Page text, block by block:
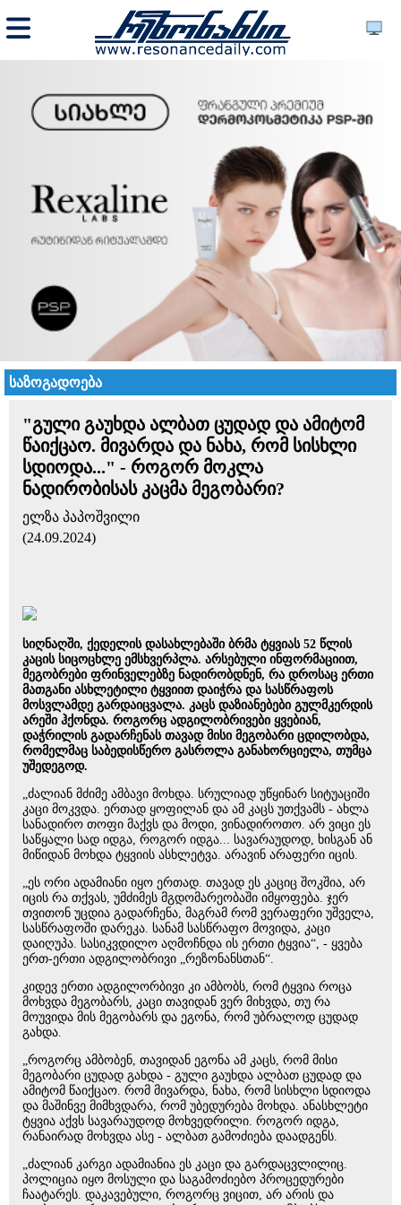
საზოგადოება
"გული გაუხდა ალბათ ცუდად და ამიტომ
წაიქცაო. მივარდა და ნახა, რომ სისხლი
სდიოდა..." - როგორ მოკლა
ნადირობისას კაცმა მეგობარი?
ელზა პაპოშვილი
(24.09.2024)
სიღნაღში, ქედელის დასახლებაში ბრმა ტყვიას 52 წლის
კაცის სიცოცხლე ემსხვერპლა. არსებული ინფორმაციით,
მეგობრები ფრინველებზე ნადირობდნენ, რა დროსაც ერთი
მათგანი ასხლეტილი ტყვიით დაიჭრა და სასწრაფოს
მოსვლამდე გარდაიცვალა. კაცს დაზიანებები გულმკერდის
არეში ჰქონდა. როგორც ადგილობრივები ყვებიან,
დაჭრილის გადარჩენას თავად მისი მეგობარი ცდილობდა,
რომელმაც საბედისწერო გასროლა განახორციელა, თუმცა
უშედეგოდ.
„ძალიან მძიმე ამბავი მოხდა. სრულიად უწყინარ სიტუაციში
კაცი მოკვდა. ერთად ყოფილან და ამ კაცს უთქვამს - ახლა
სანადირო თოფი მაქვს და მოდი, ვინადიროთო. არ ვიცი ეს
საწყალი სად იდგა, როგორ იდგა... სავარაუდოდ, ხისგან ან
მიწიდან მოხდა ტყვიის ასხლეტვა. არავინ არაფერი იცის.
„ეს ორი ადამიანი იყო ერთად. თავად ეს კაციც შოკშია, არ
იცის რა თქვას, უმძიმეს მგდომარეობაში იმყოფება. ჯერ
თვითონ უცდია გადარჩენა, მაგრამ რომ ვერაფერი უშველა,
სასწრაფოში დარეკა. სანამ სასწრაფო მოვიდა, კაცი
დაიღუპა. სასიკვდილო აღმოჩნდა ის ერთი ტყვია“, - ყვება
ერთ-ერთი ადგილობრივი „რეზონანსთან“.
კიდევ ერთი ადგილორბივი კი ამბობს, რომ ტყვია როცა
მოხვდა მეგობარს, კაცი თავიდან ვერ მიხვდა, თუ რა
მოუვიდა მის მეგობარს და ეგონა, რომ უბრალოდ ცუდად
გახდა.
„როგორც ამბობენ, თავიდან ეგონა ამ კაცს, რომ მისი
მეგობარი ცუდად გახდა - გული გაუხდა ალბათ ცუდად და
ამიტომ წაიქცაო. რომ მივარდა, ნახა, რომ სისხლი სდიოდა
და მაშინვე მიმხვდარა, რომ უბედურება მოხდა. ანასხლეტი
ტყვია აქვს სავარაუდოდ მოხვედრილი. როგორ იდგა,
რანაირად მოხვდა ასე - ალბათ გამოძიება დაადგენს.
„ძალიან კარგი ადამიანია ეს კაცი და გარდაცვლილიც.
პოლიცია იყო მოსული და საგამოძიებო პროცედურები
ჩაატარეს. დაკავებული, როგორც ვიცით, არ არის და